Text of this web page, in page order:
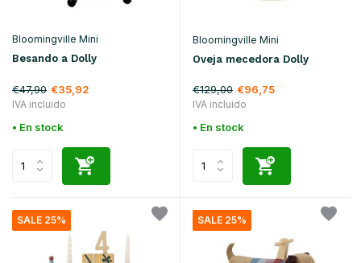
Bloomingville Mini
Besando a Dolly
€47,90 €35,92
IVA incluido
• En stock
Bloomingville Mini
Oveja mecedora Dolly
€129,00 €96,75
IVA incluido
• En stock
SALE 25% SALE 25%